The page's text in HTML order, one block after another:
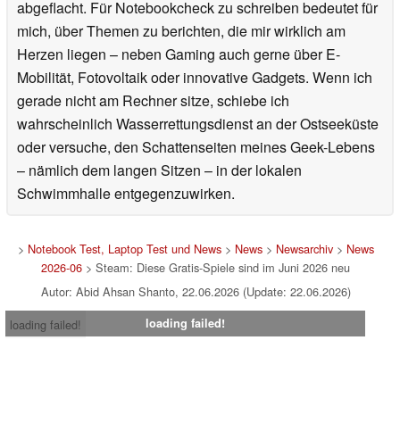
PlayStation angeworfen. Als ich schließlich meinen
ersten PC bekam, war es vollends um mich geschehen.
Meine Leidenschaft fürs Gaming ist seitdem nie wieder
abgeflacht. Für Notebookcheck zu schreiben bedeutet für
mich, über Themen zu berichten, die mir wirklich am
Herzen liegen – neben Gaming auch gerne über E-
Mobilität, Fotovoltaik oder innovative Gadgets. Wenn ich
gerade nicht am Rechner sitze, schiebe ich
wahrscheinlich Wasserrettungsdienst an der Ostseeküste
– nämlich dem langen Sitzen – in der lokalen
Schwimmhalle entgegenzuwirken.
>Notebook Test, Laptop Test und News>
2026-06> Steam: Diese Gratis-Spiele sind im Juni 2026 neu